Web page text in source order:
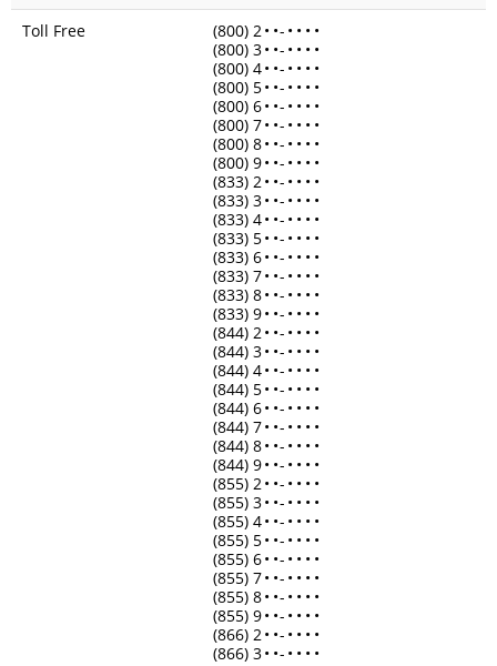
Toll Free
(800) 2• •- • • • •
(800) 3• •- • • • •
(800) 4• •- • • • •
(800) 5• •- • • • •
(800) 6• •- • • • •
(800) 7• •- • • • •
(800) 8• •- • • • •
(800) 9• •- • • • •
(833) 2• •- • • • •
(833) 3• •- • • • •
(833) 4• •- • • • •
(833) 5• •- • • • •
(833) 6• •- • • • •
(833) 7• •- • • • •
(833) 8• •- • • • •
(833) 9• •- • • • •
(844) 2• •- • • • •
(844) 3• •- • • • •
(844) 4• •- • • • •
(844) 5• •- • • • •
(844) 6• •- • • • •
(844) 7• •- • • • •
(844) 8• •- • • • •
(844) 9• •- • • • •
(855) 2• •- • • • •
(855) 3• •- • • • •
(855) 4• •- • • • •
(855) 5• •- • • • •
(855) 6• •- • • • •
(855) 7• •- • • • •
(855) 8• •- • • • •
(855) 9• •- • • • •
(866) 2• •- • • • •
(866) 3• •- • • • •